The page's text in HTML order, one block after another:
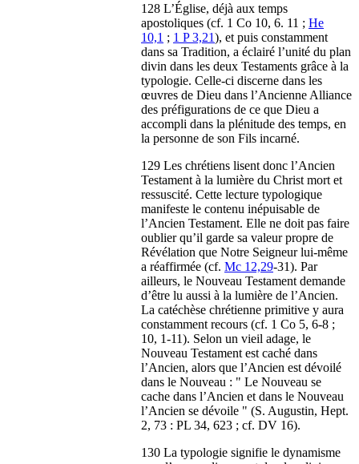
128 L’Église, déjà aux temps
apostoliques (cf. 1 Co 10, 6. 11 ; He
10,1 ; 1 P 3,21), et puis constamment
dans sa Tradition, a éclairé l’unité du plan
divin dans les deux Testaments grâce à la
typologie. Celle-ci discerne dans les
œuvres de Dieu dans l’Ancienne Alliance
des préfigurations de ce que Dieu a
accompli dans la plénitude des temps, en
la personne de son Fils incarné.
129 Les chrétiens lisent donc l’Ancien
Testament à la lumière du Christ mort et
ressuscité. Cette lecture typologique
manifeste le contenu inépuisable de
l’Ancien Testament. Elle ne doit pas faire
oublier qu’il garde sa valeur propre de
Révélation que Notre Seigneur lui-même
a réaffirmée (cf. Mc 12,29-31). Par
ailleurs, le Nouveau Testament demande
d’être lu aussi à la lumière de l’Ancien.
La catéchèse chrétienne primitive y aura
constamment recours (cf. 1 Co 5, 6-8 ;
10, 1-11). Selon un vieil adage, le
Nouveau Testament est caché dans
l’Ancien, alors que l’Ancien est dévoilé
dans le Nouveau : " Le Nouveau se
cache dans l’Ancien et dans le Nouveau
l’Ancien se dévoile " (S. Augustin, Hept.
2, 73 : PL 34, 623 ; cf. DV 16).
130 La typologie signifie le dynamisme